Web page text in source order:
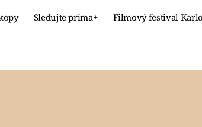
Sledujte prima+ Filmový festival